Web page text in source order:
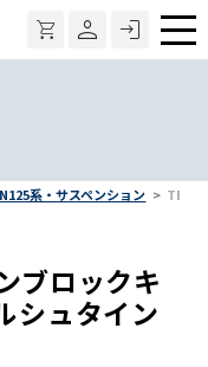
系・サスペンション
ブロックキ
シュタイン
メ